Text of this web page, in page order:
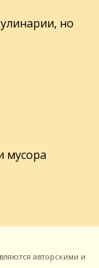
но
мусора
авторскими и